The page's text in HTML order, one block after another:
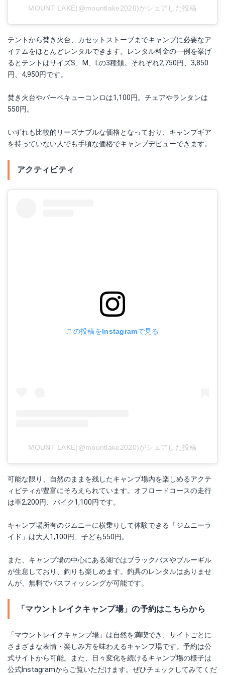
MOUNT LAKE(@mountlake2020)がシェアした投稿
テントから焚き火台、カセットストーブまでキャンプに必要なア
イテムをほとんどレンタルできます。レンタル料金の一例を挙げ
るとテントはサイズS、M、Lの3種類。それぞれ2,750円、3,850
円、4,950円です。
焚き火台やバーベキューコンロは1,100円。チェアやランタンは
550円。
いずれも比較的リーズナブルな価格となっており、キャンプギア
を持っていない人でも手頃な価格でキャンプデビューできます。
アクティビティ
この投稿をInstagramで見る
MOUNT LAKE(@mountlake2020)がシェアした投稿
可能な限り、自然のままを残したキャンプ場内を楽しめるアクテ
ィビティが豊富にそろえられています。オフロードコースの走行
は車2,200円、バイク1,100円です。
キャンプ場所有のジムニーに横乗りして体験できる「ジムニーラ
イド」は大人1,100円、子ども550円。
また、キャンプ場の中心にある湖ではブラックバスやブルーギル
が生息しており、釣りも楽しめます。釣具のレンタルはありませ
んが、無料でバスフィッシングが可能です。
「マウントレイクキャンプ場」の予約はこちらから
「マウントレイクキャンプ場」は自然を満喫でき、サイトごとに
さまざまな表情・楽しみ方を味わえるキャンプ場です。予約は公
式サイトから可能。また、日々変化を続けるキャンプ場の様子は
公式Instagramからご覧いただけます。ぜひチェックしてみてくだ